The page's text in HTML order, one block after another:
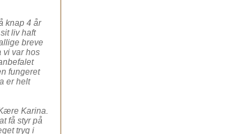
knap 4 år
liv haft
breve
vi var hos
fungeret
er helt
Karina.
få styr på
tryg i